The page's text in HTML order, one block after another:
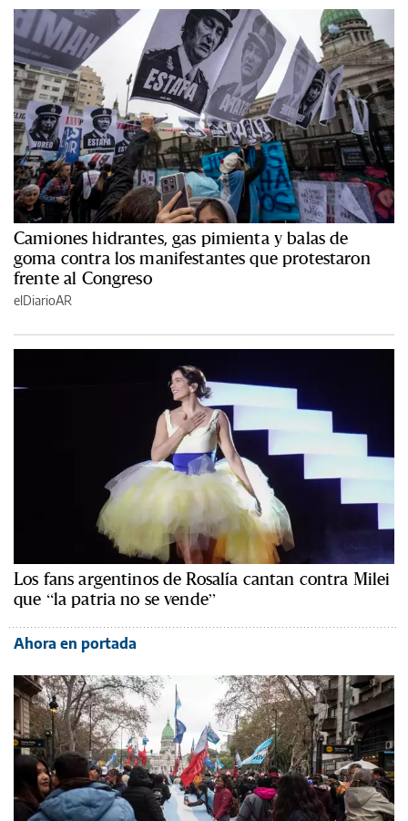
Camiones hidrantes, gas pimienta y balas de
goma contra los manifestantes que protestaron
frente al Congreso
elDiarioAR
Los fans argentinos de Rosalía cantan contra Milei
que “la patria no se vende”
Ahora en portada